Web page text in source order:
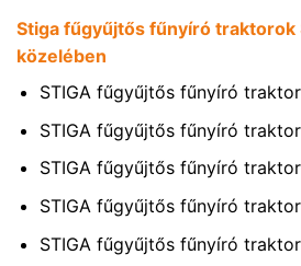
Stiga fűgyűjtős fűnyíró
közelében
STIGA fűgyűjtős fűnyíró
STIGA fűgyűjtős fűnyíró
STIGA fűgyűjtős fűnyíró
STIGA fűgyűjtős fűnyíró
STIGA fűgyűjtős fűnyíró